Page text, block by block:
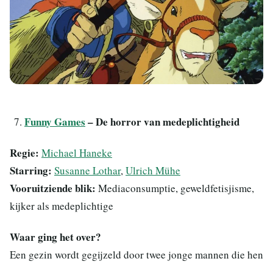
Funny Games – De horror van medeplichtigheid
Regie: Michael Haneke
Starring: Susanne Lothar,Ulrich Mühe
Vooruitziende blik: Mediaconsumptie, geweldfetisjisme,
kijker als medeplichtige
Waar ging het over?
Een gezin wordt gegijzeld door twee jonge mannen die hen